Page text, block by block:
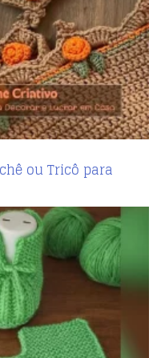
ou Tricô para